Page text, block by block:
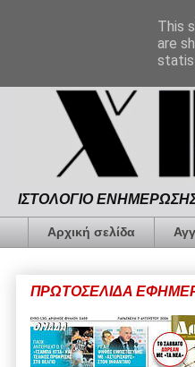
ΙΣΤΟΛΟΓΙΟ ΕΝΗΜΕΡΩΣΗΣ
Αρχική σελίδα
ΠΡΩΤΟΣΕΛΙΔΑ
This
are